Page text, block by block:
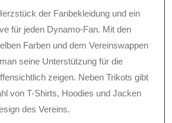
der Fanbekleidung und ein
für jeden Dynamo-Fan. Mit den
Farben und dem Vereinswappen
seine Unterstützung für die
zeigen. Neben Trikots gibt
von T-Shirts, Hoodies und Jacken
des Vereins.